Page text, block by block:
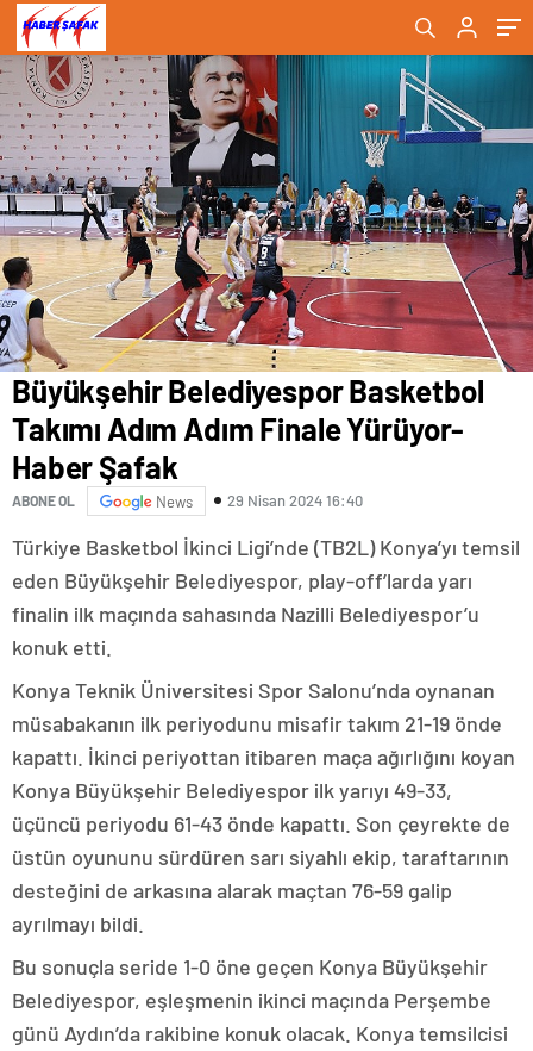
Büyükşehir Belediyespor Basketbol
Takımı Adım Adım Finale Yürüyor-
Haber Şafak
ABONE OL News 29 Nisan 2024 16:40
Türkiye Basketbol İkinci Ligi’nde (TB2L) Konya’yı temsil
eden Büyükşehir Belediyespor, play-off’larda yarı
finalin ilk maçında sahasında Nazilli Belediyespor’u
konuk etti.
Konya Teknik Üniversitesi Spor Salonu’nda oynanan
müsabakanın ilk periyodunu misafir takım 21-19 önde
kapattı. İkinci periyottan itibaren maça ağırlığını koyan
Konya Büyükşehir Belediyespor ilk yarıyı 49-33,
üçüncü periyodu 61-43 önde kapattı. Son çeyrekte de
üstün oyununu sürdüren sarı siyahlı ekip, taraftarının
desteğini de arkasına alarak maçtan 76-59 galip
ayrılmayı bildi.
Bu sonuçla seride 1-0 öne geçen Konya Büyükşehir
Belediyespor, eşleşmenin ikinci maçında Perşembe
günü Aydın’da rakibine konuk olacak. Konya temsilcisi
Şafak